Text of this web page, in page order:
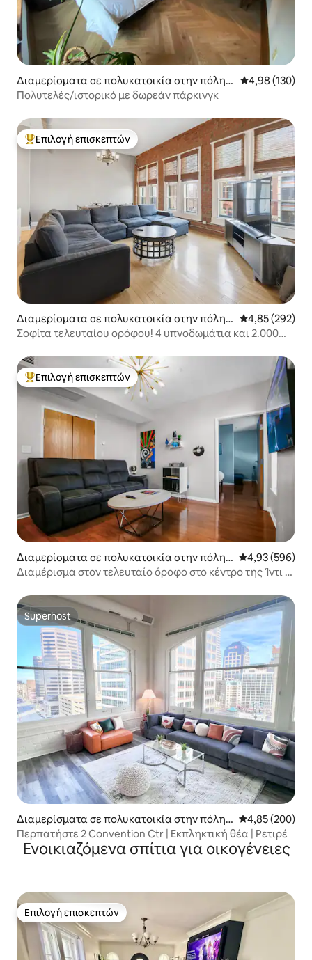
Διαμερίσματα σε πολυκατοικία στην πόλη I
ndianapolis
Μέση
4,98 (130)
Πολυτελές/ιστορικό με δωρεάν πάρκινγκ
Κορυφαία επιλογή επισκεπτών
Επιλογή επισκεπτών
Διαμερίσματα σε πολυκατοικία στην πόλη I
ndianapolis
Μέση
4,85 (292)
Σοφίτα τελευταίου ορόφου! 4 υπνοδωμάτια και 2.000
Κορυφαία επιλογή επισκεπτών
Επιλογή επισκεπτών
Διαμερίσματα σε πολυκατοικία στην πόλη I
ndianapolis
Μέση
4,93 (596)
Διαμέρισμα στον τελευταίο όροφο στο κέντρο της Ίντι •
Superhost
Superhost
Διαμερίσματα σε πολυκατοικία στην πόλη I
ndianapolis
Μέση
4,85 (200)
Περπατήστε 2 Convention Ctr | Εκπληκτική θέα | Ρετιρέ
Ενοικιαζόμενα σπίτια για οικογένειες
Επιλογή επισκεπτών
Επιλογή επισκεπτών